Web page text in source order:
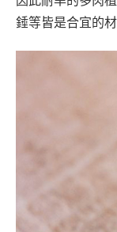
錘等皆是合宜的材